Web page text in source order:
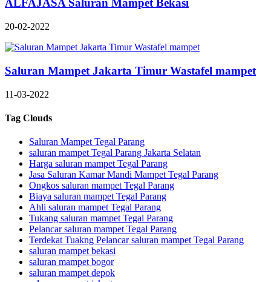
ALFAJASA Saluran Mampet Bekasi
20-02-2022
Saluran Mampet Jakarta Timur Wastafel mampet
11-03-2022
Tag Clouds
Saluran Mampet Tegal Parang
saluran mampet Tegal Parang Jakarta Selatan
Harga saluran mampet Tegal Parang
Jasa Saluran Kamar Mandi Mampet Tegal Parang
Ongkos saluran mampet Tegal Parang
Biaya saluran mampet Tegal Parang
Ahli saluran mampet Tegal Parang
Tukang saluran mampet Tegal Parang
Pelancar saluran mampet Tegal Parang
Terdekat Tuakng Pelancar saluran mampet Tegal Parang
saluran mampet bekasi
saluran mampet bogor
saluran mampet depok